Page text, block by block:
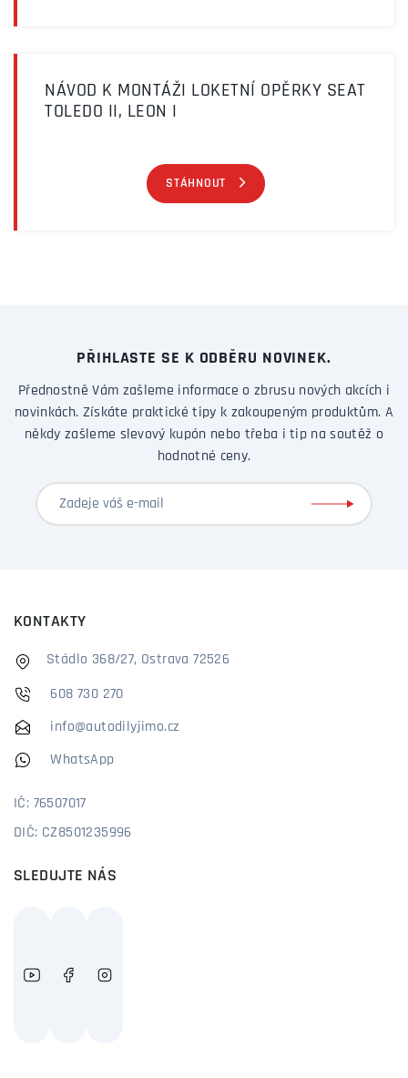
NÁVOD K MONTÁŽI LOKETNÍ OPĚRKY SEAT
TOLEDO II, LEON I
STÁHNOUT
PŘIHLASTE SE K ODBĚRU NOVINEK.
Přednostně Vám zašleme informace o zbrusu nových akcích i
novinkách. Získáte praktické tipy k zakoupeným produktům. A
někdy zašleme slevový kupón nebo třeba i tip na soutěž o
hodnotné ceny.
KONTAKTY
Stádlo 368/27, Ostrava 72526
608 730 270
info@autodilyjimo.cz
WhatsApp
IČ: 76507017
DIČ: CZ8501235996
SLEDUJTE NÁS